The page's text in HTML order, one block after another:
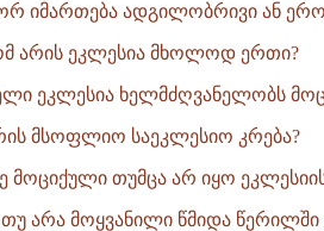
იმართება ადგილობრივი ან
არის ეკლესია მხოლოდ ერთი?
ეკლესია ხელმძღვანელობს
მსოფლიო საეკლესიო კრება?
მოციქული თუმცა არ იყო
თუ არა მოყვანილი წმიდა